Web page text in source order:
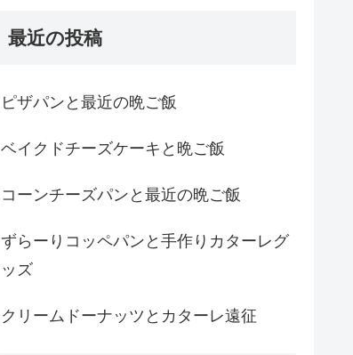
最近の投稿
ピザパンと最近の晩ご飯
ベイクドチーズケーキと晩ご飯
コーンチーズパンと最近の晩ご飯
ずらーりコッペパンと手作りカターレグ
ッズ
クリームドーナッツとカターレ遠征